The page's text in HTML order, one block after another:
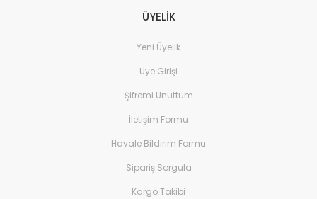
ÜYELİK
Yeni Üyelik
Üye Girişi
Şifremi Unuttum
İletişim Formu
Havale Bildirim Formu
Sipariş Sorgula
Kargo Takibi